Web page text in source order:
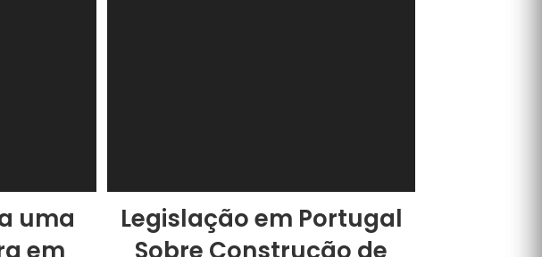
uma
Legislação em Portugal